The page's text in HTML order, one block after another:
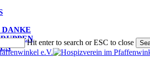
DANKE
Hit enter to search or ESC to close